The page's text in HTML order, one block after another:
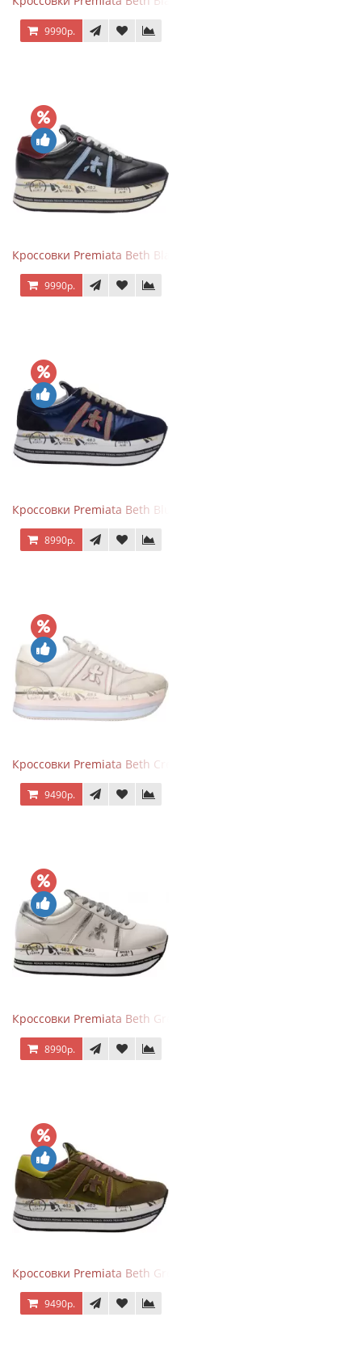
9990р.
Кроссовки Premiata Beth Black Blue
9990р.
Кроссовки Premiata Beth Blue White
8990р.
Кроссовки Premiata Beth Cream Sand
9490р.
Кроссовки Premiata Beth Grey Silver
8990р.
Кроссовки Premiata Beth Green Pink
9490р.